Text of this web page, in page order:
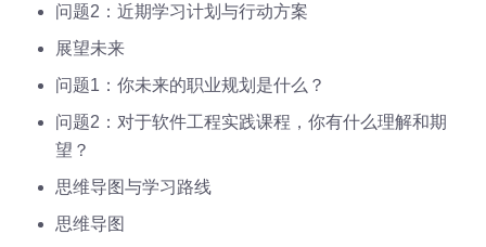
问题2：近期学习计划与行动方案
展望未来
问题1：你未来的职业规划是什么？
问题2：对于软件工程实践课程，你有什么理解和期
望？
思维导图与学习路线
思维导图